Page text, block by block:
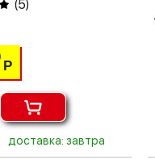
(5)
Р
доставка: завтра